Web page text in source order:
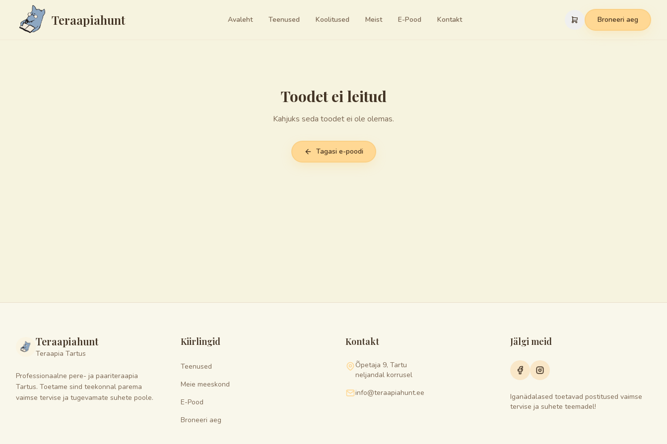
Teraapiahunt Avaleht Teenused Koolitused Meist E-Pood Kontakt Broneeri aeg
Toodet ei leitud
Kahjuks seda toodet ei ole olemas.
Tagasi e-poodi
Teraapiahunt
Teraapia Tartus
Professionaalne pere- ja paariteraapia
Tartus. Toetame sind teekonnal parema
vaimse tervise ja tugevamate suhete poole.
Kiirlingid
Teenused
Meie meeskond
E-Pood
Broneeri aeg
Kontakt
Õpetaja 9, Tartu
neljandal korrusel
info@teraapiahunt.ee
Jälgi meid
Iganädalased toetavad postitused vaimse
tervise ja suhete teemadel!